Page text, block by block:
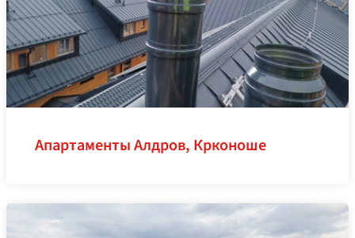
Апартаменты Алдров, Крконоше